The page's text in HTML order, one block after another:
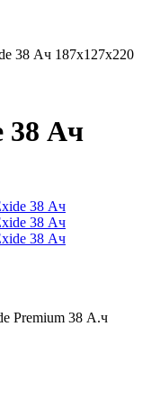
38 Ач 187x127x220
38 Ач
Premium 38 А.ч